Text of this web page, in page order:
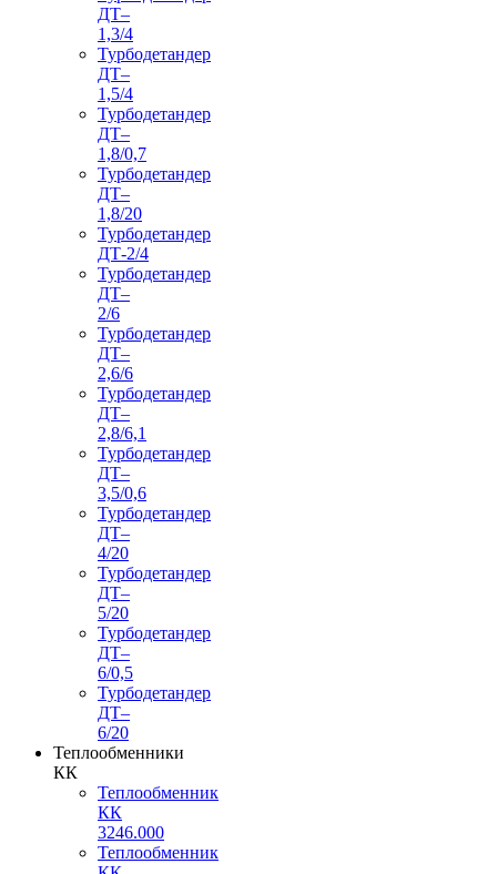
ДТ–
1,3/4
Турбодетандер
ДТ–
1,5/4
Турбодетандер
ДТ–
1,8/0,7
Турбодетандер
ДТ–
1,8/20
Турбодетандер
ДТ-2/4
Турбодетандер
ДТ–
2/6
Турбодетандер
ДТ–
2,6/6
Турбодетандер
ДТ–
2,8/6,1
Турбодетандер
ДТ–
3,5/0,6
Турбодетандер
ДТ–
4/20
Турбодетандер
ДТ–
5/20
Турбодетандер
ДТ–
6/0,5
Турбодетандер
ДТ–
6/20
Теплообменники
КК
Теплообменник
КК
3246.000
Теплообменник